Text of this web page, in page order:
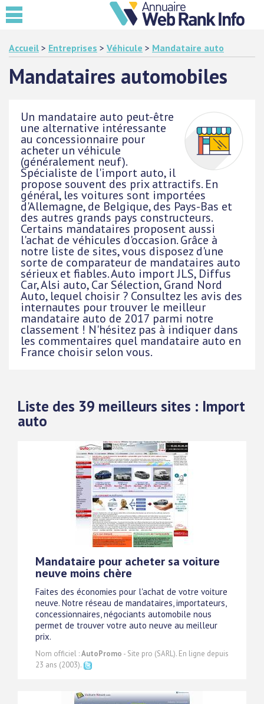
Accueil > Entreprises > Véhicule > Mandataire auto
Mandataires automobiles
Un mandataire auto peut-être
une alternative intéressante
au concessionnaire pour
acheter un véhicule
(généralement neuf).
Spécialiste de l'import auto, il
propose souvent des prix attractifs. En
général, les voitures sont importées
d'Allemagne, de Belgique, des Pays-Bas et
des autres grands pays constructeurs.
Certains mandataires proposent aussi
l'achat de véhicules d'occasion. Grâce à
notre liste de sites, vous disposez d'une
sorte de comparateur de mandataires auto
sérieux et fiables. Auto import JLS, Diffus
Car, Alsi auto, Car Sélection, Grand Nord
Auto, lequel choisir ? Consultez les avis des
internautes pour trouver le meilleur
mandataire auto de 2017 parmi notre
classement ! N'hésitez pas à indiquer dans
les commentaires quel mandataire auto en
France choisir selon vous.
Liste des 39 meilleurs sites : Import
auto
Mandataire pour acheter sa voiture
neuve moins chère
Faites des économies pour l'achat de votre voiture
neuve. Notre réseau de mandataires, importateurs,
concessionnaires, négociants automobile nous
permet de trouver votre auto neuve au meilleur
prix.
Nom officiel :AutoPromo - Site pro (SARL). En ligne depuis
23 ans (2003).